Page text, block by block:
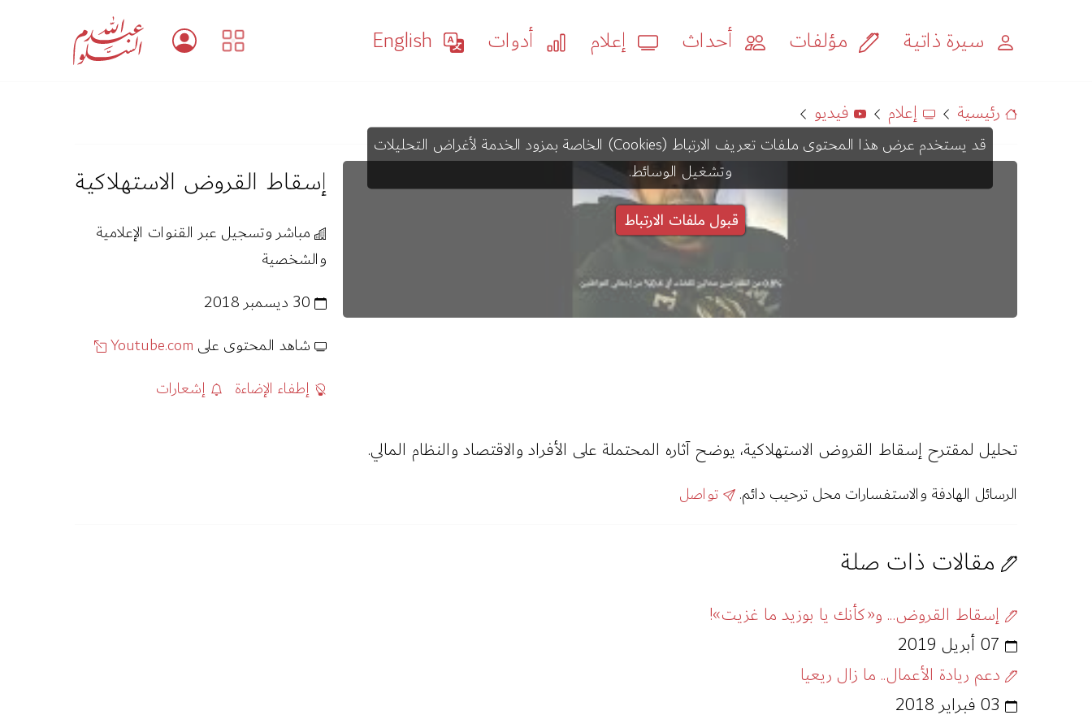
سيرة ذاتية مؤلفات أحداث إعلام أدوات
رئيسية إعلام فيديو
قد يستخدم عرض هذا المحتوى ملفات تعريف الارتباط (Cookies) الخاصة بمزود الخدمة لأغراض التحليلات
وتشغيل الوسائط.
قبول ملفات الارتباط
إسقاط القروض الاستهلاكية
مباشر وتسجيل عبر القنوات الإعلامية
والشخصية
شاهد المحتوى على Youtube.com
إطفاء الإضاءة
إشعارات
تحليل لمقترح إسقاط القروض الاستهلاكية، يوضح آثاره المحتملة على الأفراد والاقتصاد والنظام المالي.
الرسائل الهادفة والاستفسارات محل ترحيب دائم. تواصل
مقالات ذات صلة
إسقاط القروض... و«كأنك يا بوزيد ما غزيت»!
دعم ريادة الأعمال.. ما زال ريعيا